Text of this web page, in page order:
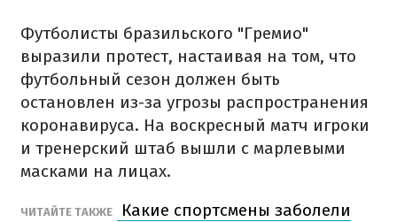
Футболисты бразильского "Гремио"
выразили протест, настаивая на том, что
футбольный сезон должен быть
остановлен из-за угрозы распространения
коронавируса. На воскресный матч игроки
и тренерский штаб вышли с марлевыми
масками на лицах.
ЧИТАЙТЕ ТАКЖЕ
Какие спортсмены заболели